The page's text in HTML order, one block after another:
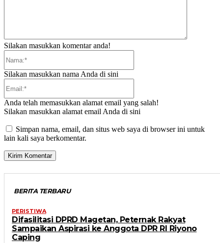
Silakan masukkan komentar anda!
Silakan masukkan nama Anda di sini
Anda telah memasukkan alamat email yang salah!
Silakan masukkan alamat email Anda di sini
Simpan nama, email, dan situs web saya di browser ini untuk
lain kali saya berkomentar.
BERITA TERBARU
PERISTIWA
Difasilitasi DPRD Magetan, Peternak Rakyat
Sampaikan Aspirasi ke Anggota DPR RI Riyono
Caping